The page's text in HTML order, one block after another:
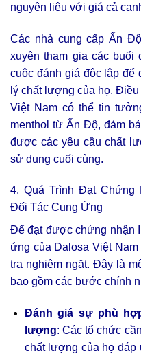
nguyên liệu với giá cả
Các nhà cung cấp Ấn
xuyên tham gia các buổi
cuộc đánh giá độc lập để
lý chất lượng của họ.
Việt Nam có thể tin
menthol từ Ấn Độ, đảm
được các yêu cầu chất
sử dụng cuối cùng.
4. Quá Trình Đạt Chứng
Đối Tác Cung Ứng
Để đạt được chứng nhận
ứng của Dalosa Việt
tra nghiêm ngặt. Đây là
bao gồm các bước chính
Đánh giá sự phù
lượng: Các tổ chức
chất lượng của họ đáp